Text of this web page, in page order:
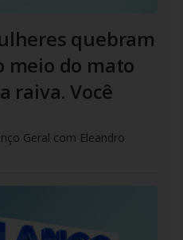
quebram
meio do mato
raiva. Você
Geral com Eleandro